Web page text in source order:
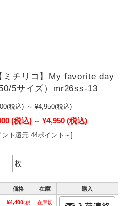
ミチリコ】My favorite day
5サイズ）mr26ss-13
(税込) ～ ¥4,950(税込)
(税込) ～ ¥4,950 (税込)
ント還元 44ポイント～]
枚
価格 在庫 購入
¥4,400(税
在庫切